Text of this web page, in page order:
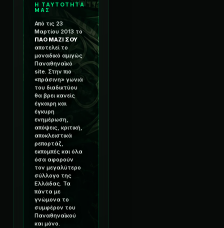
Η ΤΑΥΤΟΤΗΤΑ
ΜΑΣ
Από τις 23
Μαρτίου 2013 το
ΠΑΟ ΜΑΖΙ ΣΟΥ
αποτελεί το
μοναδικό αμιγώς
Παναθηναϊκό
site. Στην πιο
«πράσινη» γωνιά
του διαδικτύου
θα βρει κανείς
έγκαιρη και
έγκυρη
ενημέρωση,
απόψεις, κριτική,
αποκλειστικά
ρεπορτάζ,
εκπομπές και όλα
όσα αφορούν
τον μεγαλύτερο
σύλλογο της
Ελλάδας. Τα
πάντα με
γνώμονα το
συμφέρον του
Παναθηναϊκού
και μόνο.